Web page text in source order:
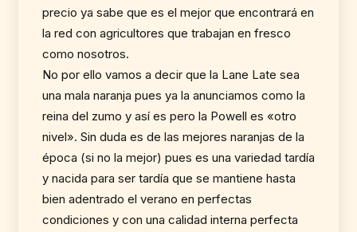
precio ya sabe que es el mejor que encontrará en
la red con agricultores que trabajan en fresco
como nosotros.
No por ello vamos a decir que la Lane Late sea
una mala naranja pues ya la anunciamos como la
reina del zumo y así es pero la Powell es «otro
nivel». Sin duda es de las mejores naranjas de la
época (si no la mejor) pues es una variedad tardía
y nacida para ser tardía que se mantiene hasta
bien adentrado el verano en perfectas
condiciones y con una calidad interna perfecta